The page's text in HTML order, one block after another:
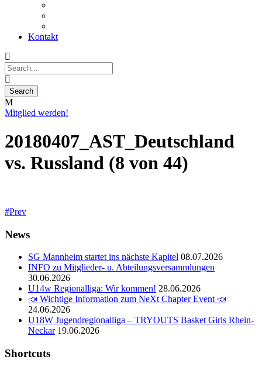
Kontakt
Mitglied werden!
20180407_AST_Deutschland
vs. Russland (8 von 44)
Prev
News
SG Mannheim startet ins nächste Kapitel 08.07.2026
INFO zu Mitglieder- u. Abteilungsversammlungen
30.06.2026
U14w Regionalliga: Wir kommen! 28.06.2026
📣 Wichtige Information zum NeXt Chapter Event 📣
24.06.2026
U18W Jugendregionalliga – TRYOUTS Basket Girls Rhein-
Neckar 19.06.2026
Shortcuts